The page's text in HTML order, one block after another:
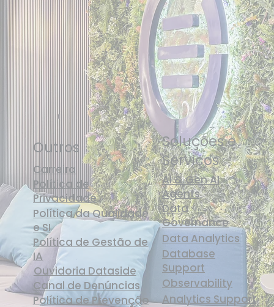
Soluções e
Serviços
AI & Gen AI
Agents
Data
Governance
Data Analytics
Database
Support
Observability
Analytics Support
Outros
Carreira
Política de
Privacidade
Política da Qualidade
e SI
Política de Gestão de
IA
Ouvidoria Dataside
Canal de Denúncias
Política de Prevenção